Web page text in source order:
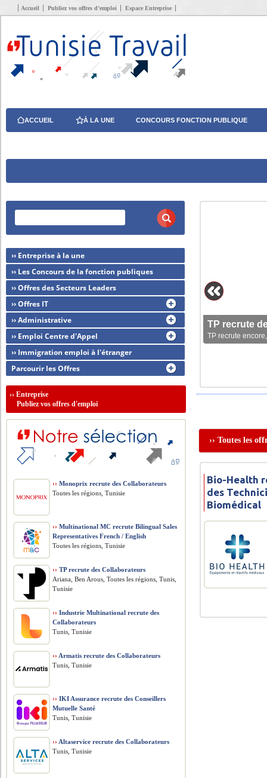
Accueil Publiez vos offres d’emploi Espace Entreprise
ACCUEIL À LA UNE CONCOURS FONCTION PUBLIQUE
TP recrute
TP recrute
›› Toutes les
Bio-Health
des
Biomédical
›› Entreprise à la une
›› Les Concours de la fonction publiques
›› Offres des Secteurs Leaders
›› Offres IT
›› Administrative
›› Emploi Centre d'Appel
›› Immigration emploi à l'étranger
Parcourir les Offres
››Entreprise
Publiez vos offres d'emploi
›› Monoprix recrute des Collaborateurs
Toutes les régions, Tunisie
›› Multinational MC recrute Bilingual Sales
Representatives French / English
Toutes les régions, Tunisie
›› TP recrute des Collaborateurs
Ariana, Ben Arous, Toutes les régions, Tunis,
Tunisie
›› Industrie Multinational recrute des
Collaborateurs
Tunis, Tunisie
›› Armatis recrute des Collaborateurs
Tunis, Tunisie
›› IKI Assurance recrute des Conseillers
Mutuelle Santé
Tunis, Tunisie
›› Altaservice recrute des Collaborateurs
Tunis, Tunisie